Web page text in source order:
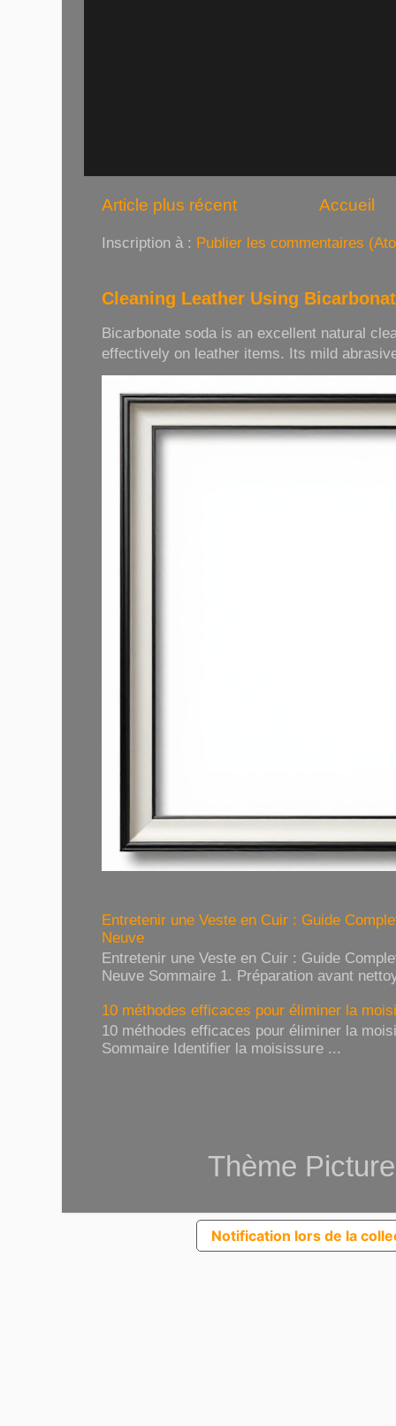
Article plus récent Accueil
Inscription à : Publier les commentaires
Cleaning Leather Using
Bicarbonate soda is an excellent natural
effectively on leather items. Its mild
Entretenir une Veste en Cuir : Guide
Neuve
Entretenir une Veste en Cuir : Guide
Neuve Sommaire 1. Préparation avant
10 méthodes efficaces pour éliminer la
10 méthodes efficaces pour éliminer la
Sommaire Identifier la moisissure ...
Thème
Notification lors de la